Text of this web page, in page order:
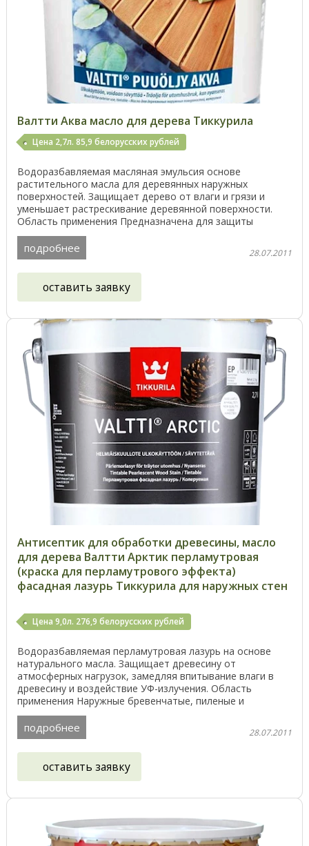
Валтти Аква масло для дерева Тиккурила
Цена 2,7л. 85,9 белорусских рублей
Водоразбавляемая масляная эмульсия основе
растительного масла для деревянных наружных
поверхностей. Защищает дерево от влаги и грязи и
уменьшает растрескивание деревянной поверхности.
Область применения Предназначена для защиты
наружных деревянных ...
подробнее 28.07.2011
оставить заявку
Антисептик для обработки древесины, масло
для дерева Валтти Арктик перламутровая
(краска для перламутрового эффекта)
фасадная лазурь Тиккурила для наружных стен
Цена 9,0л. 276,9 белорусских рублей
Водоразбавляемая перламутровая лазурь на основе
натурального масла. Защищает древесину от
атмосферных нагрузок, замедляя впитывание влаги в
древесину и воздействие УФ-излучения. Область
применения Наружные бревенчатые, пиленые и
строганые деревянные ...
подробнее 28.07.2011
оставить заявку